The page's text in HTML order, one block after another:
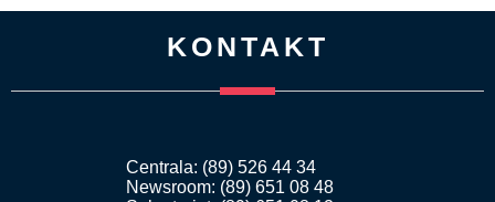
KONTAKT
Centrala: (89) 526 44 34
Newsroom: (89) 651 08 48